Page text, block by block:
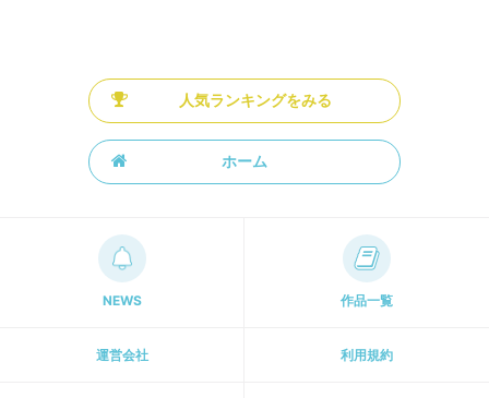
人気ランキングをみる
ホーム
NEWS 作品一覧
運営会社 利用規約